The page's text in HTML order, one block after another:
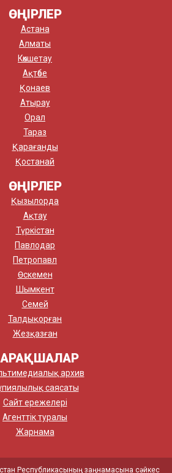
ӨҢІРЛЕР
Астана
Алматы
Көкшетау
Ақтөбе
Қонаев
Атырау
Орал
Тараз
Қарағанды
Қостанай
ӨҢІРЛЕР
Қызылорда
Ақтау
Түркістан
Павлодар
Петропавл
Өскемен
Шымкент
Семей
Талдықорған
Жезқазған
архив
саясаты
Сайт ережелері
Агенттік туралы
Жарнама
Республикасының заңнамасына сәйкес